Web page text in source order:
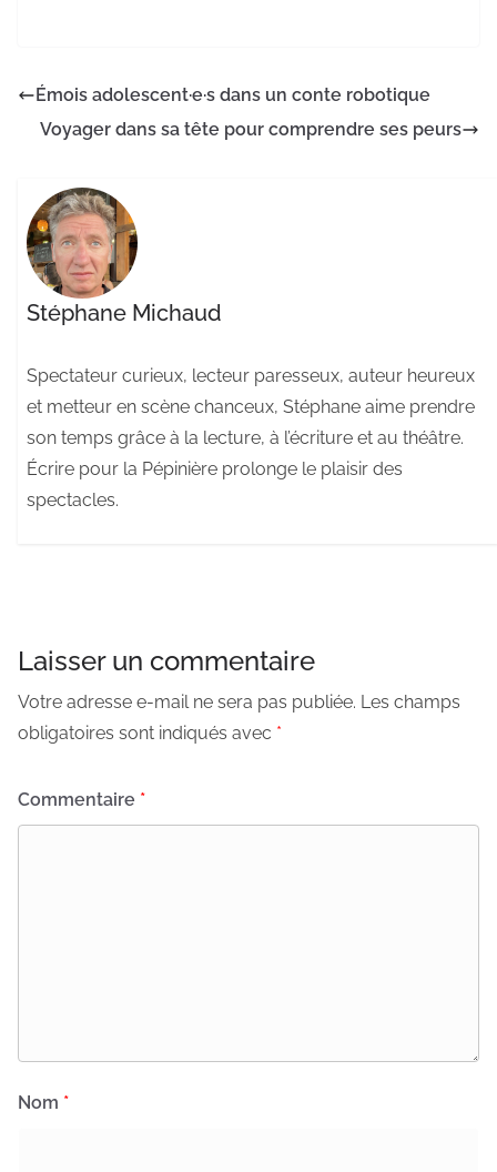
Émois adolescent·e·s dans un conte robotique
Voyager dans sa tête pour comprendre ses peurs
Stéphane Michaud
Spectateur curieux, lecteur paresseux, auteur heureux
et metteur en scène chanceux, Stéphane aime prendre
son temps grâce à la lecture, à l’écriture et au théâtre.
Écrire pour la Pépinière prolonge le plaisir des
spectacles.
Laisser un commentaire
Votre adresse e-mail ne sera pas publiée. Les champs
obligatoires sont indiqués avec *
Commentaire *
Nom *